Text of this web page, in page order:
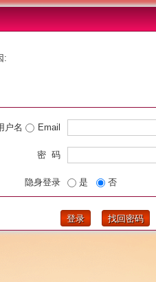
:
户名
Email
密 码
隐身登录 是 否